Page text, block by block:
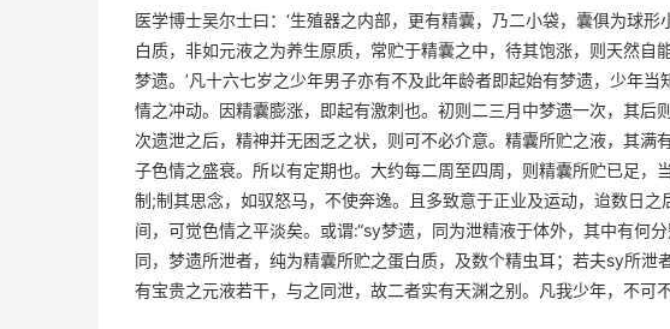
医学博士吴尔士曰：‘生殖器之内部，更有精囊，乃二小袋，囊俱为球
白质，非如元液之为养生原质，常贮于精囊之中，待其饱涨，则天然
梦遗。’凡十六七岁之少年男子亦有不及此年龄者即起始有梦遗，少年
情之冲动。因精囊膨涨，即起有激刺也。初则二三月中梦遗一次，其
次遗泄之后，精神并无困乏之状，则可不必介意。精囊所贮之液，其
子色情之盛衰。所以有定期也。大约每二周至四周，则精囊所贮已足
制;制其思念，如驭怒马，不使奔逸。且多致意于正业及运动，迨数日
间，可觉色情之平淡矣。或谓:“sy梦遗，同为泄精液于体外，其中有何
同，梦遗所泄者，纯为精囊所贮之蛋白质，及数个精虫耳；若夫sy所
有宝贵之元液若干，与之同泄，故二者实有天渊之别。凡我少年，不可